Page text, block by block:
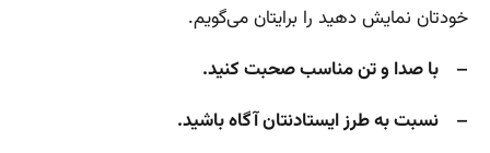
خودتان نمایش دهید را برایتان می‌گویم.
– با صدا و تن مناسب صحبت کنید.
– نسبت به طرز ایستادنتان آگاه باشید.